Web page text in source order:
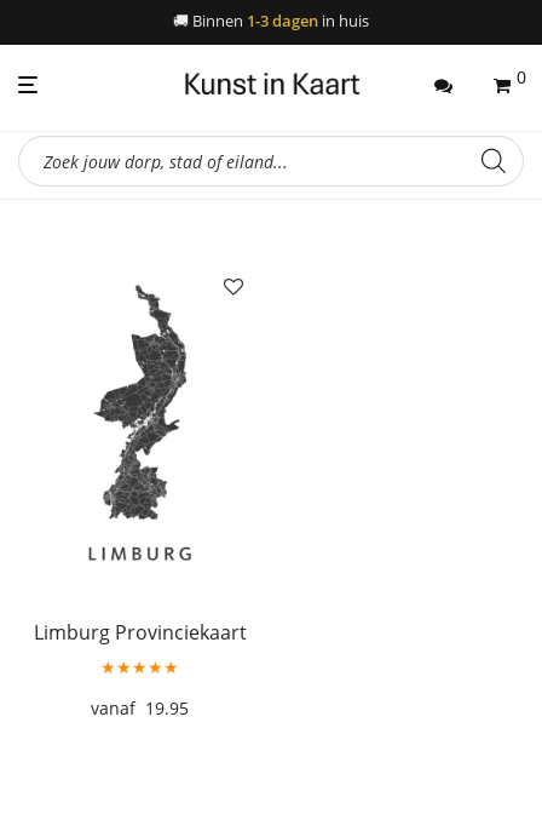
🚚 Binnen 1-3 dagen in huis
0
Producten
zoeken
Limburg Provinciekaart
★★★★★
19.95